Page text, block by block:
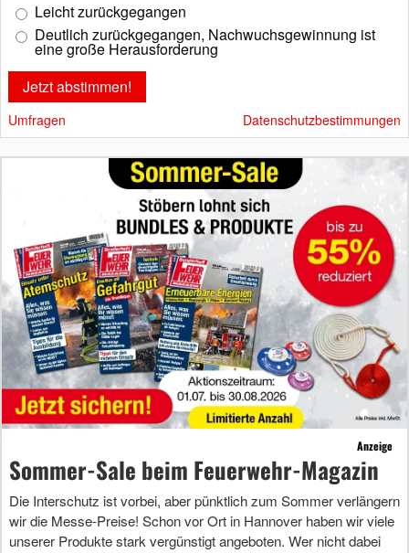
Leicht zurückgegangen
Deutlich zurückgegangen, Nachwuchsgewinnung ist
eine große Herausforderung
Umfragen Datenschutzbestimmungen
Anzeige
Sommer-Sale beim Feuerwehr-Magazin
Die Interschutz ist vorbei, aber pünktlich zum Sommer verlängern
wir die Messe-Preise! Schon vor Ort in Hannover haben wir viele
unserer Produkte stark vergünstigt angeboten. Wer nicht dabei